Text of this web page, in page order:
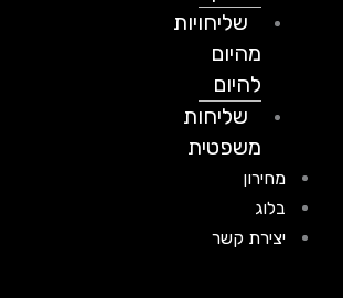
שליחויות
מהיום
להיום
שליחות
משפטית
מחירון
בלוג
יצירת קשר